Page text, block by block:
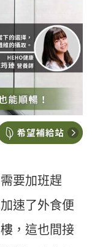
要加班趕
速了外食便
，這也間接